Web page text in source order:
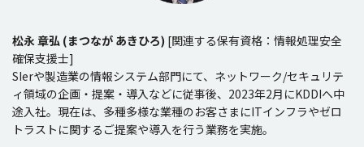
松永 章弘 (まつなが あきひろ) [関連する保有資格：情報処理安全
確保支援士]
SIerや製造業の情報システム部門にて、ネットワーク/セキュリテ
ィ領域の企画・提案・導入などに従事後、2023年2月にKDDIへ中
途入社。現在は、多種多様な業種のお客さまにITインフラやゼロ
トラストに関するご提案や導入を行う業務を実施。